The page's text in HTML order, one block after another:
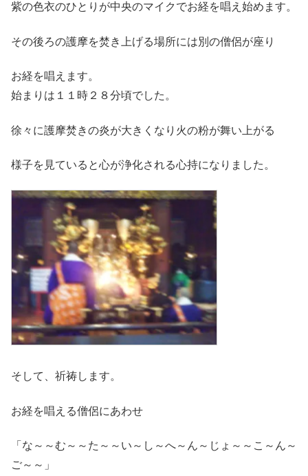
紫の色衣のひとりが中央のマイクでお経を唱え始めます。
その後ろの護摩を焚き上げる場所には別の僧侶が座り
お経を唱えます。
始まりは１１時２８分頃でした。
徐々に護摩焚きの炎が大きくなり火の粉が舞い上がる
様子を見ていると心が浄化される心持になりました。
そして、祈祷します。
お経を唱える僧侶にあわせ
「な～～む～～た～～い～し～へ～ん～じょ～～こ～ん～
ご～～」